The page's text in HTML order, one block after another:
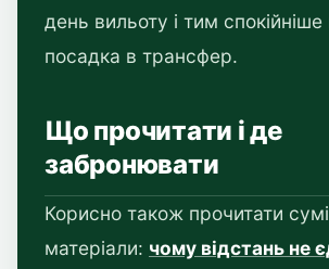
день вильоту і тим
посадка в трансфер.
Що прочитати і де
забронювати
Корисно також прочитати
матеріали: чому відстань не